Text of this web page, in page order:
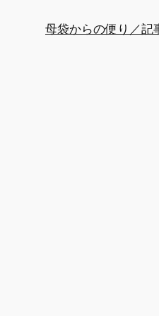
母袋からの便り／記